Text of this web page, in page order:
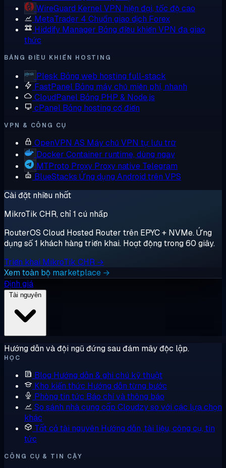
WireGuard Kernel VPN hiện đại, tốc độ cao
MetaTrader 4 Chuẩn giao dịch Forex
Hiddify Manager Bảng điều khiển VPN đa giao
thức
BẢNG ĐIỀU KHIỂN HOSTING
Plesk Bảng web hosting full-stack
FastPanel Bảng máy chủ miễn phí, nhanh
CloudPanel Bảng PHP & Node.js
cPanel Bảng hosting cổ điển
VPN & CÔNG CỤ
OpenVPN AS Máy chủ VPN tự lưu trữ
Docker Container runtime, dùng ngay
MTProto Proxy Proxy native Telegram
BlueStacks Ứng dụng Android trên VPS
Cài đặt nhiều nhất
MikroTik CHR, chỉ 1 cú nhấp
RouterOS Cloud Hosted Router trên EPYC + NVMe. Ứng
dụng số 1 khách hàng triển khai. Hoạt động trong 60 giây.
Triển khai MikroTik CHR →
Xem toàn bộ marketplace →
Định giá
Hướng dẫn và đội ngũ đứng sau đám mây độc lập.
HỌC
Blog Hướng dẫn & ghi chú kỹ thuật
Kho kiến thức Hướng dẫn từng bước
Phòng tin tức Báo chí và thông báo
So sánh nhà cung cấp Cloudzy so với các lựa chọn
khác
Tất cả tài nguyên Hướng dẫn, tài liệu, công cụ, tin
tức
CÔNG CỤ & TIN CẬY